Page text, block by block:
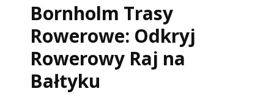
Bornholm Trasy
Rowerowe: Odkryj
Rowerowy Raj na
Bałtyku